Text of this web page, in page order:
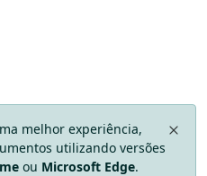
melhor experiência,
utilizando versões
ou Microsoft Edge.